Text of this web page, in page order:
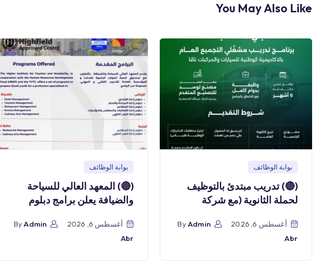
You May Also Like
بوابة الوظائف
(🔴) تدريب مبتدئ بالتوظيف
لحملة الثانوية (مع شركة
أغسطس 6, 2026 ByAdmin
Abr
بوابة الوظائف
(🔴) المعهد العالي للسياحة
والضيافة يعلن برامج دبلوم
أغسطس 6, 2026 ByAdmin
Abr